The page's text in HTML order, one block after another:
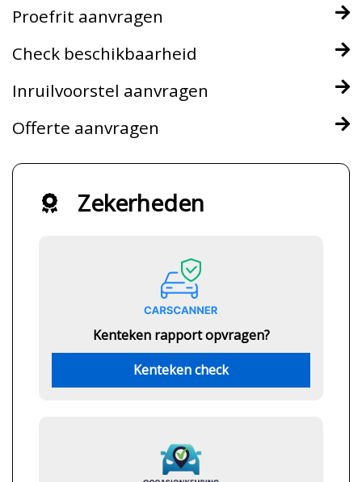
Proefrit aanvragen
Check beschikbaarheid
Inruilvoorstel aanvragen
Offerte aanvragen
Zekerheden
Kenteken rapport opvragen?
Kenteken check